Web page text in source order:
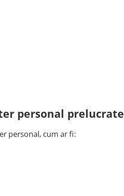
personal prelucrate
personal, cum ar fi: